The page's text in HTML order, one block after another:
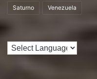
Saturno Venezuela